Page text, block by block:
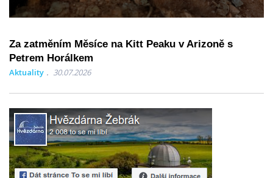
Za zatměním Měsíce na Kitt Peaku v Arizoně s
Petrem Horálkem
Aktuality 30.07.2026